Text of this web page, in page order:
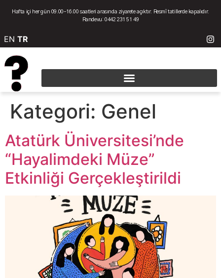
Hafta içi her gün 09.00–16.00 saatleri arasında ziyarete açıktır. Resmî tatillerde kapalıdır.
Randevu: 0442 231 51 49
EN TR
Kategori: Genel
Atatürk Üniversitesi’nde
“Hayalimdeki Müze”
Etkinliği Gerçekleştirildi